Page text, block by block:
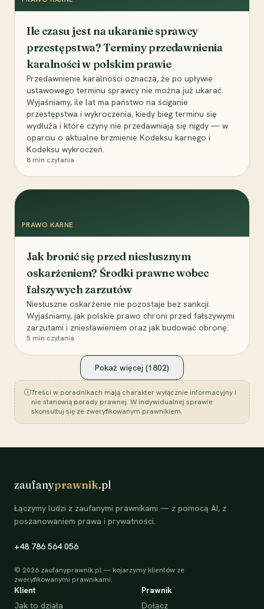
Ile czasu jest na ukaranie sprawcy
przestępstwa? Terminy przedawnienia
karalności w polskim prawie
Przedawnienie karalności oznacza, że po upływie
ustawowego terminu sprawcy nie można już ukarać.
Wyjaśniamy, ile lat ma państwo na ściganie
przestępstwa i wykroczenia, kiedy bieg terminu się
wydłuża i które czyny nie przedawniają się nigdy — w
oparciu o aktualne brzmienie Kodeksu karnego i
Kodeksu wykroczeń.
8 min czytania
PRAWO KARNE
Jak bronić się przed niesłusznym
oskarżeniem? Środki prawne wobec
fałszywych zarzutów
Niesłuszne oskarżenie nie pozostaje bez sankcji.
Wyjaśniamy, jak polskie prawo chroni przed fałszywymi
zarzutami i zniesławieniem oraz jak budować obronę.
5 min czytania
Pokaż więcej (1802)
ⓘTreści w poradnikach mają charakter wyłącznie informacyjny i
nie stanowią porady prawnej. W indywidualnej sprawie
skonsultuj się ze zweryfikowanym prawnikiem.
zaufanyprawnik.pl
Łączymy ludzi z zaufanymi prawnikami — z pomocą AI, z
poszanowaniem prawa i prywatności.
+48 786 564 056
© 2026 zaufanyprawnik.pl — kojarzymy klientów ze
zweryfikowanymi prawnikami.
Klient
Jak to działa
Prawnik
Dołącz